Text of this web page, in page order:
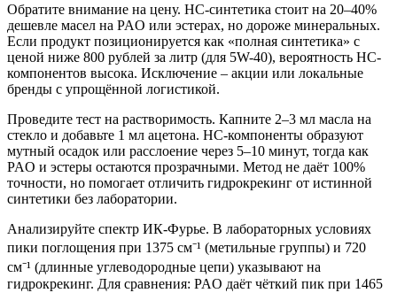
Обратите внимание на цену. HC-синтетика стоит на 20–40%
дешевле масел на PAO или эстерах, но дороже минеральных.
Если продукт позиционируется как «полная синтетика» с
ценой ниже 800 рублей за литр (для 5W-40), вероятность HC-
компонентов высока. Исключение – акции или локальные
бренды с упрощённой логистикой.
Проведите тест на растворимость. Капните 2–3 мл масла на
стекло и добавьте 1 мл ацетона. HC-компоненты образуют
мутный осадок или расслоение через 5–10 минут, тогда как
PAO и эстеры остаются прозрачными. Метод не даёт 100%
точности, но помогает отличить гидрокрекинг от истинной
синтетики без лаборатории.
Анализируйте спектр ИК-Фурье. В лабораторных условиях
пики поглощения при 1375 см⁻¹ (метильные группы) и 720
см⁻¹ (длинные углеводородные цепи) указывают на
гидрокрекинг. Для сравнения: PAO даёт чёткий пик при 1465